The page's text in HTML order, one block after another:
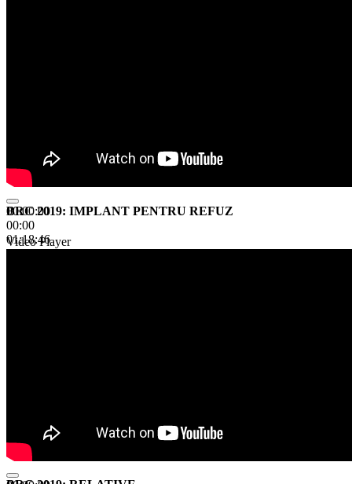
00:00:00
00:00
01:18:46
BRC 2019: IMPLANT PENTRU REFUZ
Video Player